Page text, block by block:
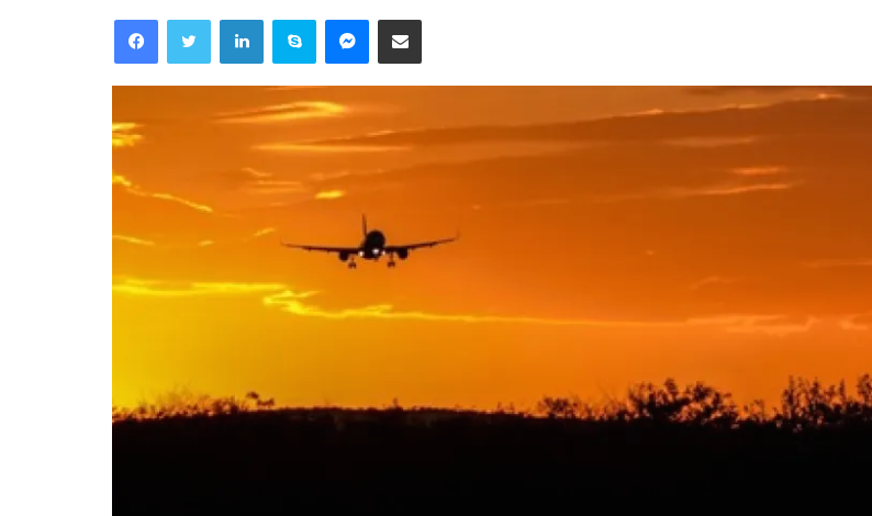
e-
FacebookTwitter LinkedinSkype Messenger
Compartilhar via e-mail